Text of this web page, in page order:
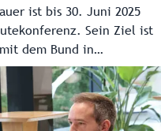
ist bis 30. Juni 2025
Sein Ziel ist
dem Bund in
Heute übernahm er